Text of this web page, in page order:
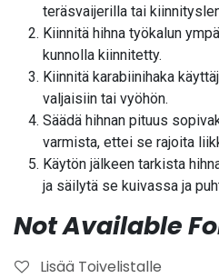
teräsvaijerilla tai
Kiinnitä hihna työkalun
kunnolla kiinnitetty.
Kiinnitä karabiinihaka
valjaisiin tai vyöhön.
Säädä hihnan pituus
varmista, ettei se rajoita
Käytön jälkeen tarkista
ja säilytä se kuivassa ja
Not Available
Lisää Toivelistalle